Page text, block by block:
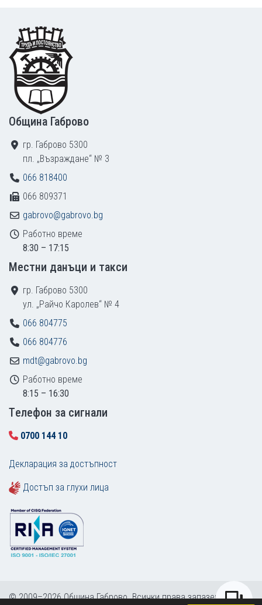
Footer
Община Габрово
гр. Габрово 5300
пл. „Възраждане“ № 3
066 818400
066 809371
gabrovo@gabrovo.bg
Работно време
8:30 – 17:15
Местни данъци и такси
гр. Габрово 5300
ул. „Райчо Каролев“ № 4
066 804775
066 804776
mdt@gabrovo.bg
Работно време
8:15 – 16:30
Tелефон за сигнали
0700 144 10
Декларация за достъпност
Достъп за глухи лица
© 2009–2026 Община Габрово. Всички права запазени.